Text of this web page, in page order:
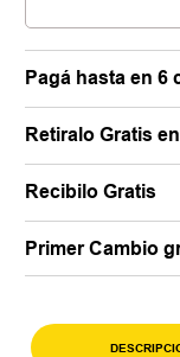
Pagá hasta en 6
Retiralo Gratis
Recibilo Gratis
Primer Cambio